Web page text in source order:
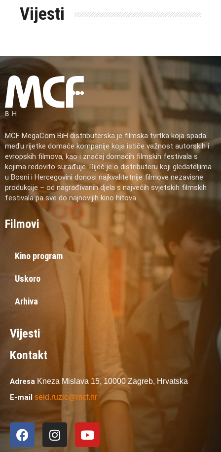
Vijesti
MCF MegaCom BiH distributerska je filmska tvrtka koja spada
među rijetke domaće kompanije koja ističe važnost autorskih i
evropskih filmova, kao i značaj domaćih filmskih festivala s
kojima redovito surađuje. Riječ je o distributeru koji gledateljima
u Bosni i Hercegovini donosi najkvalitetnije filmove nezavisne
produkcije – od nagrađivanih djela s najvećih svjetskih filmskih
festivala pa sve do najnovijih kino hitova.
Filmovi
Kino program
Uskoro
Arhiva
Vijesti
Kontakt
Adresa Kneza Mislava 15, 10000 Zagreb, Hrvatska
E-mail seid.ruzic@mcf.hr